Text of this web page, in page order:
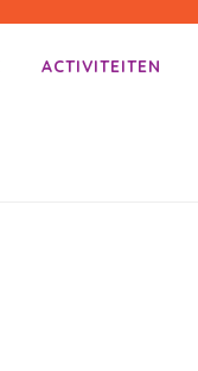
ACTIVITEITEN